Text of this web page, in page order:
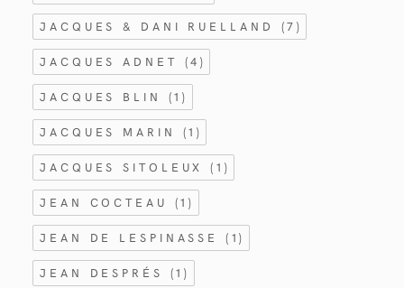
JACQUES & DANI RUELLAND (7)
JACQUES ADNET (4)
JACQUES BLIN (1)
JACQUES MARIN (1)
JACQUES SITOLEUX(1)
JEAN COCTEAU (1)
JEAN DE LESPINASSE(1)
JEAN DESPRÉS (1)